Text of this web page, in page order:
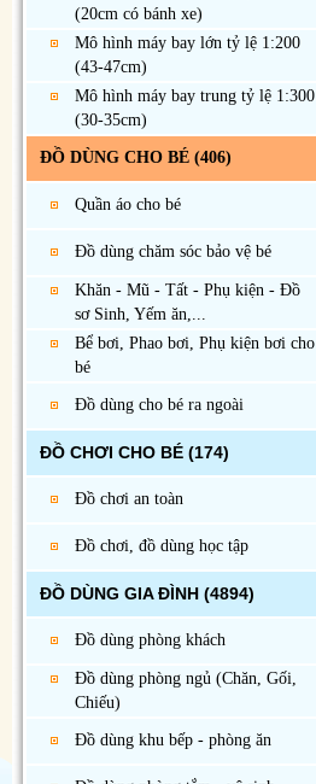
(20cm có bánh xe)
Mô hình máy bay lớn tỷ lệ 1:200
(43-47cm)
Mô hình máy bay trung tỷ lệ 1:300
(30-35cm)
ĐỒ DÙNG CHO BÉ (406)
Quần áo cho bé
Đồ dùng chăm sóc bảo vệ bé
Khăn - Mũ - Tất - Phụ kiện - Đồ
sơ Sinh, Yếm ăn,...
Bể bơi, Phao bơi, Phụ kiện bơi cho
bé
Đồ dùng cho bé ra ngoài
ĐỒ CHƠI CHO BÉ (174)
Đồ chơi an toàn
Đồ chơi, đồ dùng học tập
ĐỒ DÙNG GIA ĐÌNH (4894)
Đồ dùng phòng khách
Đồ dùng phòng ngủ (Chăn, Gối,
Chiếu)
Đồ dùng khu bếp - phòng ăn